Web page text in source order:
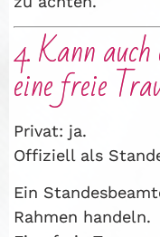
4. Kann
eine freie
Privat: ja.
Offiziell als
Ein
Rahmen handeln.